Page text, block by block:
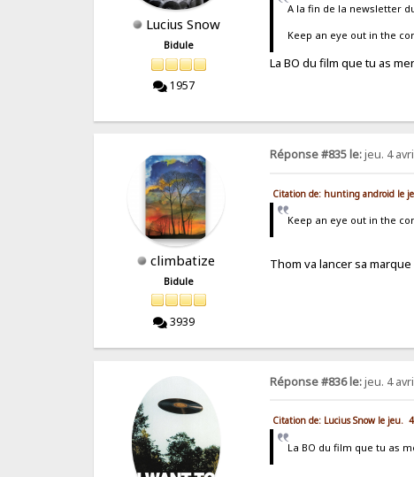
Lucius Snow
Bidule
1957
A la fin de la newsletter
Keep an eye out in the
La BO du film que tu as
climbatize
Bidule
3939
Réponse #835 le:jeu. 4
Citation de: hunting android le
Keep an eye out in the
Thom va lancer sa
Réponse #836 le:jeu. 4
Citation de: Lucius Snow le jeu.
La BO du film que tu as